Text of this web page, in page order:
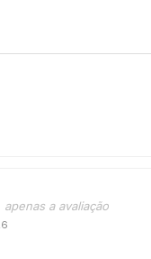
a avaliação